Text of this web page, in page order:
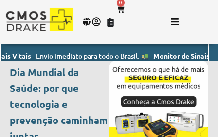
0
- Envio imediato para todo o Brasil. Monitor de Sinais Vitais-
Dia Mundial da
Saúde: por que
tecnologia e
prevenção caminham